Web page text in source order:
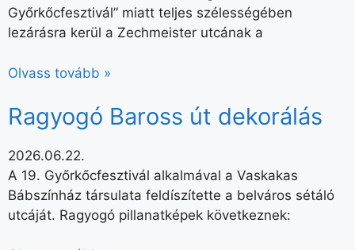
Győrkőcfesztivál” miatt teljes szélességében
lezárásra kerül a Zechmeister utcának a
Olvass tovább »
Ragyogó Baross út dekorálás
2026.06.22.
A 19. Győrkőcfesztivál alkalmával a Vaskakas
Bábszínház társulata feldíszítette a belváros sétáló
utcáját. Ragyogó pillanatképek következnek: